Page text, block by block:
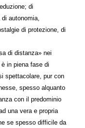
di
autonomia,
di protezione, di
di distanza» nei
in piena fase di
spettacolare, pur con
spesso alquanto
con il predominio
una vera e propria
se spesso difficile da